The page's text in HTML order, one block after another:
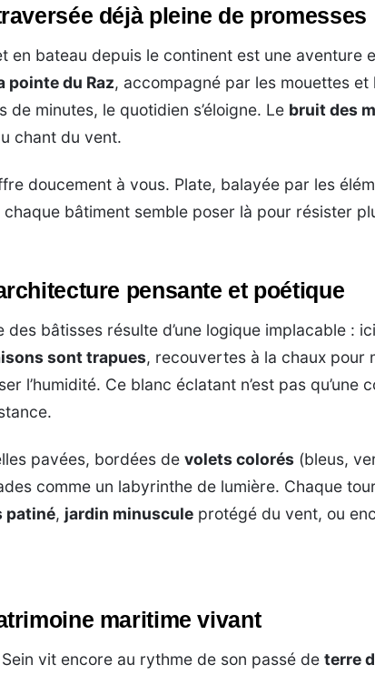
déjà pleine de promesses
en bateau depuis le continent est une aventure
pointe du Raz, accompagné par les mouettes et
de minutes, le quotidien s’éloigne. Le bruit des
chant du vent.
doucement à vous. Plate, balayée par les
chaque bâtiment semble poser là pour résister
pensante et poétique
des bâtisses résulte d’une logique implacable :
sont trapues, recouvertes à la chaux pour
l’humidité. Ce blanc éclatant n’est pas qu’une
pavées, bordées devolets colorés (bleus,
comme un labyrinthe de lumière. Chaque
patiné, jardin minuscule protégé du vent, ou
maritime vivant
Sein vit encore au rythme de son passé deterre